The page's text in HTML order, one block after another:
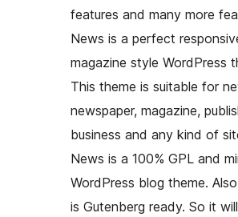
features and many more
News is a perfect
magazine style WordPress
This theme is suitable for
newspaper, magazine,
business and any kind of
News is a 100% GPL and
WordPress blog theme.
is Gutenberg ready. So it